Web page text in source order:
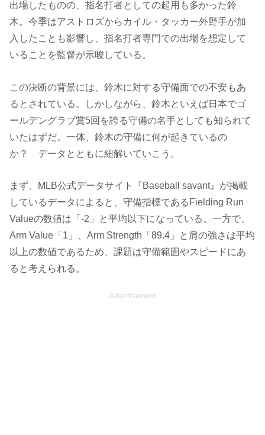
出場したものの、指名打者としての起用も多かった鈴
木。今季はアストロズからカイル・タッカー外野手が加
入したことも影響し、指名打者専門での出場を想定して
いることを監督が示唆している。
この決断の背景には、鈴木に対する守備面での不安もあ
るとされている。しかしながら、鈴木といえば日本でゴ
ールデングラブ賞5回を誇る守備の名手としても知られて
いたはずだ。一体、鈴木の守備に何が起きているの
か？ データとともに紐解いていこう。
まず、MLB公式データサイト『Baseball savant』が掲載
しているデータによると、守備指標であるFielding Run
Valueの数値は「-2」と平均以下になっている。一方で、
Arm Value「1」、Arm Strength「89.4」と肩の強さは平均
以上の数値であるため、課題は守備範囲やスピードにあ
ると考えられる。
Advertisement